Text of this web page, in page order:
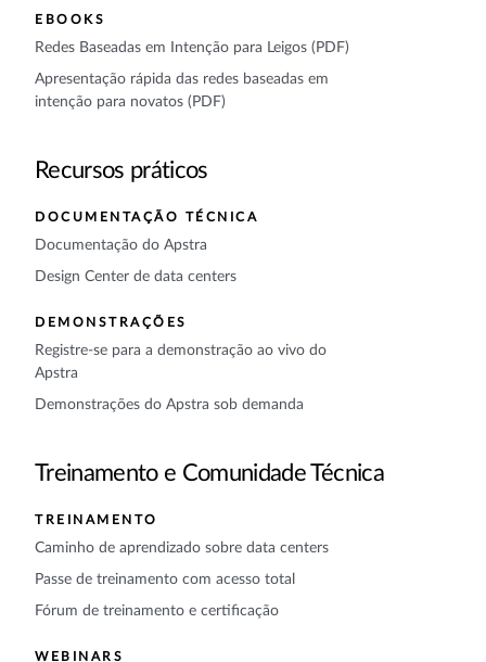
EBOOKS
Redes Baseadas em Intenção para Leigos (PDF)
Apresentação rápida das redes baseadas em
intenção para novatos (PDF)
Recursos práticos
DOCUMENTAÇÃO TÉCNICA
Documentação do Apstra
Design Center de data centers
DEMONSTRAÇÕES
Registre-se para a demonstração ao vivo do
Apstra
Demonstrações do Apstra sob demanda
Treinamento e Comunidade Técnica
TREINAMENTO
Caminho de aprendizado sobre data centers
Passe de treinamento com acesso total
Fórum de treinamento e certificação
WEBINARS